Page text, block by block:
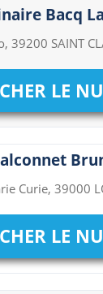
Bacq
39200 SAINT
LE
Curie, 39000
LE